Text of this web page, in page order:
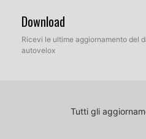
Download
Ricevi le ultime aggiornamento del
autovelox
Tutti gli